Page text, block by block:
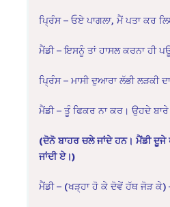
ਪ੍ਰਿੰਸ – ਓਏ ਪਾਗਲਾ, ਮੈਂ ਪਤਾ ਕਰ
ਮੈਂਡੀ – ਇਸਨੂੰ ਤਾਂ ਹਾਸਲ ਕਰਨਾ ਹੀ
ਪ੍ਰਿੰਸ – ਮਾਸੀ ਦੁਆਰਾ ਲੱਭੀ ਲੜਕੀ
ਮੈਂਡੀ – ਤੂੰ ਫਿਕਰ ਨਾ ਕਰ। ਉਹਦੇ
(ਦੋਨੋ ਬਾਹਰ ਚਲੇ ਜਾਂਦੇ ਹਨ। ਮੈਂਡੀ
ਜਾਂਦੀ ਏ।)
ਮੈਂਡੀ – (ਖੜ੍ਹਾ ਹੋ ਕੇ ਦੋਵੇਂ ਹੱਥ ਜੋੜ ਕੇ)